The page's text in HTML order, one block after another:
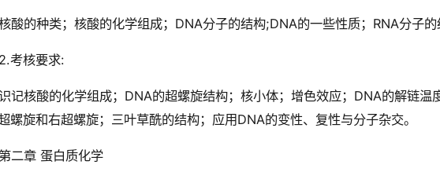
酸的种类；核酸的化学组成；DNA分子的结构;DNA的一些性质；RNA分子
考核要求:
记核酸的化学组成；DNA的超螺旋结构；核小体；增色效应；DNA的解链温
螺旋和右超螺旋；三叶草酰的结构；应用DNA的变性、复性与分子杂交。
二章 蛋白质化学